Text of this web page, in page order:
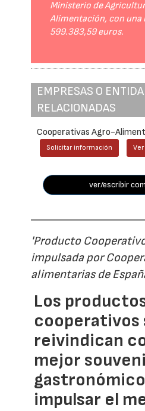
Ministerio de
Alimentación, con una
599.383,59 euros.
EMPRESAS O
RELACIONADAS
Cooperativas Agro-
Solicitar información
ver/escribir
'Producto
impulsada por
alimentarias de
Los
cooperativos
reivindican
mejor
impulsar el